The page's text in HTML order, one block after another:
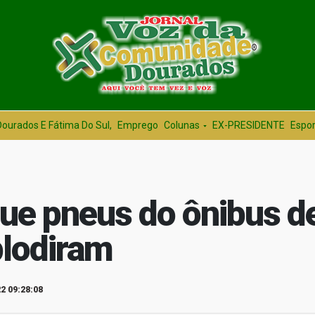
E Fátima Do Sul, Emprego Colunas EX-PRESIDENTE
pneus do ônibus
09:28:08